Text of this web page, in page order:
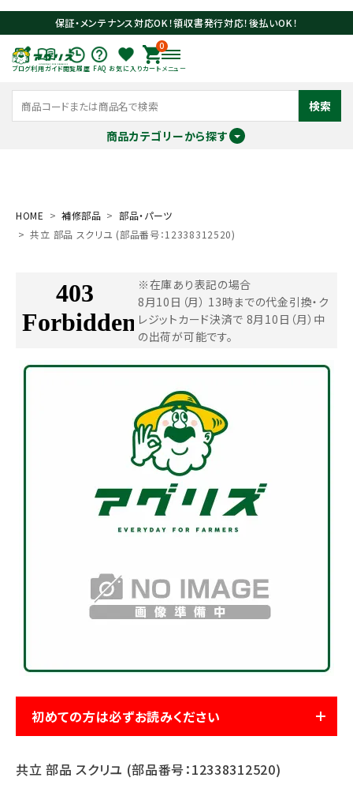
保証・メンテナンス対応OK！領収書発行対応！後払いOK！
ブログ利用ガイド閲覧履歴 FAQ お気に入り
0
カート メニュー
検索
商品カテゴリーから探す
search
ブログ
利用ガイド FAQ
HOME 補修部品
部品・パーツ
共立 部品 スクリユ (部品番号：12338312520)
※在庫あり表記の場合
8月10日（月） 13時までの代金引換・ク
レジットカード決済で 8月10日（月）中
の出荷が可能です。
初めての方は必ずお読みください
共立 部品 スクリユ (部品番号：12338312520)